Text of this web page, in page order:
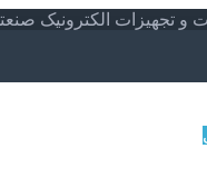
تجهیزات الکترونیک